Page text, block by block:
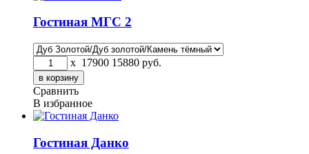
Гостиная МГС 2
x 17900 15880 руб.
Сравнить
В избранное
Гостиная Данко